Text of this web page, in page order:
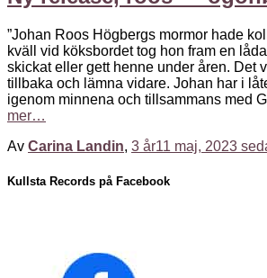
”Johan Roos Högbergs mormor hade
kväll vid köksbordet tog hon fram en
skickat eller gett henne under åren. Det
tillbaka och lämna vidare. Johan har i
igenom minnena och tillsammans med
mer…
Av Carina Landin, 3 år11 maj, 2023
Kullsta Records på Facebook